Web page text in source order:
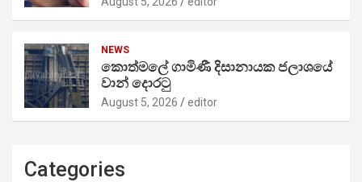
NEWS
කොත්මලේ ගාමිණී දිසානායක ජලාශයේ
වාන් දොරටු
August 5, 2026 editor
Categories